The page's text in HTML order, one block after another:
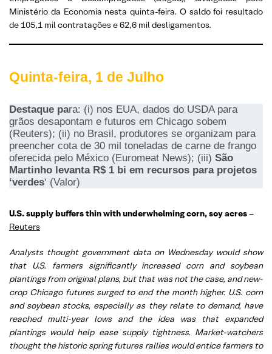
Ministério da Economia nesta quinta-feira. O saldo foi resultado
de 105,1 mil contratações e 62,6 mil desligamentos.
Quinta-feira, 1 de Julho
Destaque para: (i) nos EUA, dados do USDA para
grãos desapontam e futuros em Chicago sobem
(Reuters); (ii) no Brasil, produtores se organizam para
preencher cota de 30 mil toneladas de carne de frango
oferecida pelo México (Euromeat News); (iii) São
Martinho levanta R$ 1 bi em recursos para projetos
‘verdes‘ (Valor)
U.S. supply buffers thin with underwhelming corn, soy acres –
Reuters
Analysts thought government data on Wednesday would show
that U.S. farmers significantly increased corn and soybean
plantings from original plans, but that was not the case, and new-
crop Chicago futures surged to end the month higher. U.S. corn
and soybean stocks, especially as they relate to demand, have
reached multi-year lows and the idea was that expanded
plantings would help ease supply tightness. Market-watchers
thought the historic spring futures rallies would entice farmers to